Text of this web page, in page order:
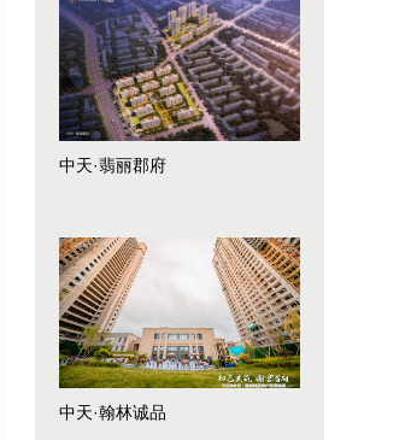
中天·翡丽郡府
中天·翰林诚品